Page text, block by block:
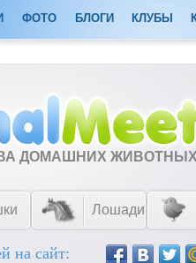
ФОТО БЛОГИ КЛУБЫ
ДОМАШНИХ
Лошади
на сайт: